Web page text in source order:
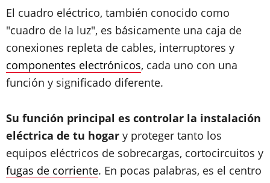
El cuadro eléctrico, también conocido como
"cuadro de la luz", es básicamente una caja de
conexiones repleta de cables, interruptores y
componentes electrónicos, cada uno con una
función y significado diferente.
Su función principal es controlar la instalación
eléctrica de tu hogar y proteger tanto los
equipos eléctricos de sobrecargas, cortocircuitos y
fugas de corriente. En pocas palabras, es el centro